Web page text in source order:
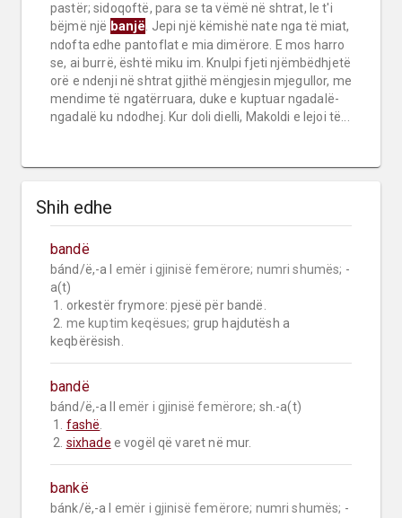
pastër; sidoqoftë, para se ta vëmë në shtrat, le t'i
bëjmë një banjë . Jepi një këmishë nate nga të miat,
ndofta edhe pantoflat e mia dimërore. E mos harro
se, ai burrë, është miku im. Knulpi fjeti njëmbëdhjetë
orë e ndenji në shtrat gjithë mëngjesin mjegullor, me
mendime të ngatërruara, duke e kuptuar ngadalë-
ngadalë ku ndodhej. Kur doli dielli, Makoldi e lejoi të...
Shih edhe
bandë
bánd/ë,-a I emër i gjinisë femërore; numri shumës; -
a(t)
2. me kuptim keqësues; grup hajdutësh a
keqbërësish.
bandë
bánd/ë,-a II emër i gjinisë femërore; sh.-a(t)
1. fashë
2. sixhade e vogël që varet në mur.
bankë
bánk/ë,-a I emër i gjinisë femërore; numri shumës; -